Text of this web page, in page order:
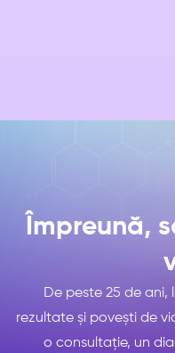
Împreună,
De peste 25 de ani,
rezultate și povești de
o consultație, un